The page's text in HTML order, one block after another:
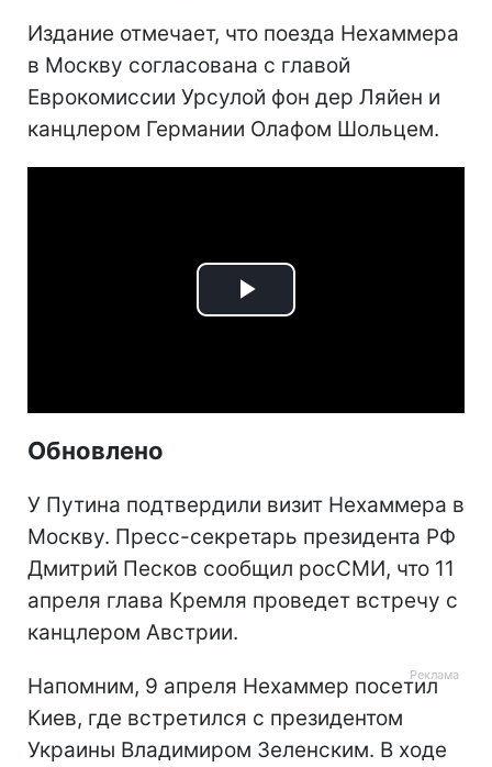
Издание отмечает, что поезда Нехаммера
в Москву согласована с главой
Еврокомиссии Урсулой фон дер Ляйен и
канцлером Германии Олафом Шольцем.
Play
Обновлено
У Путина подтвердили визит Нехаммера в
Москву. Пресс-секретарь президента РФ
Дмитрий Песков сообщил росСМИ, что 11
апреля глава Кремля проведет встречу с
канцлером Австрии.
Напомним, 9 апреля Нехаммер посетил
Киев, где встретился с президентом
Украины Владимиром Зеленским. В ходе